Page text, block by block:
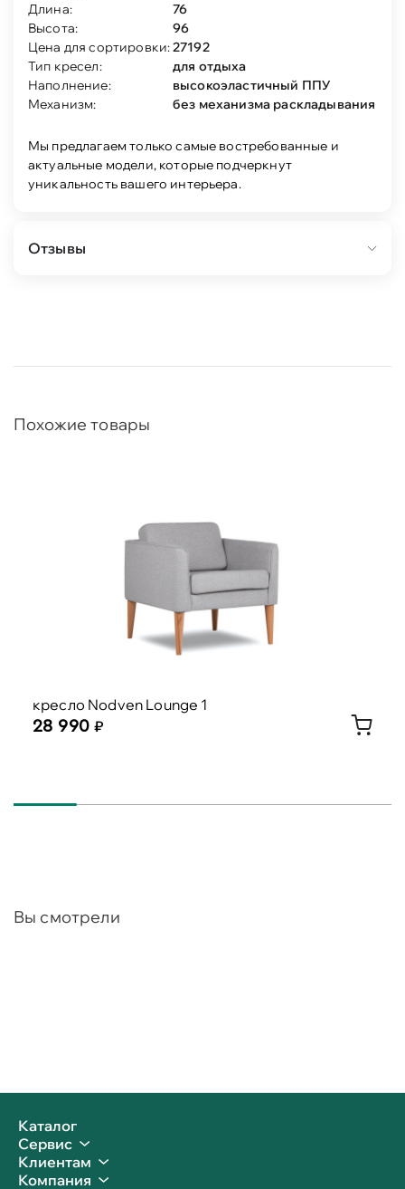
Длина:
76
Высота:
96
Цена для сортировки:27192
Тип кресел:
для отдыха
Наполнение:
высокоэластичный ППУ
Механизм:
без механизма раскладывания
Мы предлагаем только самые востребованные и
актуальные модели, которые подчеркнут
уникальность вашего интерьера.
Отзывы
Похожие товары
кресло Nodven Lounge 1
28 990
Вы смотрели
Каталог
Сервис
Клиентам
Компания